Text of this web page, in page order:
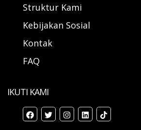
Struktur Kami
Kebijakan Sosial
Kontak
FAQ
IKUTI KAMI